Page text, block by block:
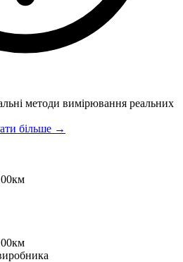
методи вимірювання реальних
більше →